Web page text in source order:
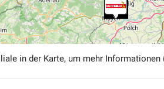
in der Karte, um mehr